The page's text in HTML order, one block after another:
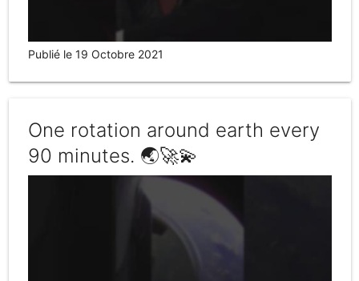
Publié le 19 Octobre 2021
One rotation around earth every
90 minutes. 🌏🚀💫